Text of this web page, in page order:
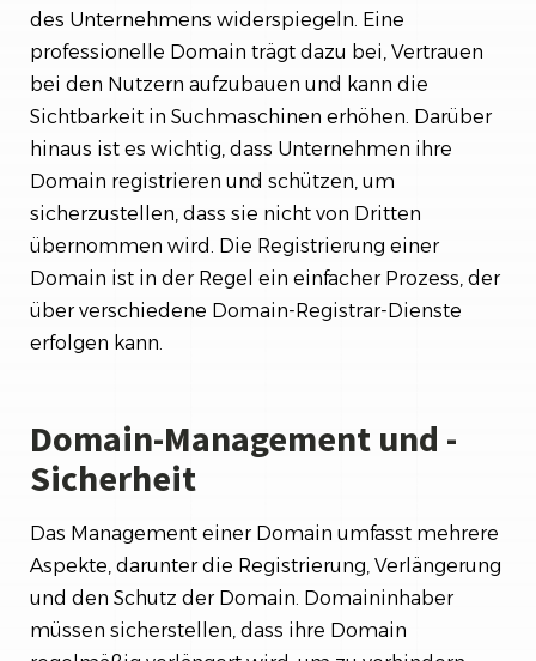
des Unternehmens widerspiegeln. Eine
professionelle Domain trägt dazu bei, Vertrauen
bei den Nutzern aufzubauen und kann die
Sichtbarkeit in Suchmaschinen erhöhen. Darüber
hinaus ist es wichtig, dass Unternehmen ihre
Domain registrieren und schützen, um
sicherzustellen, dass sie nicht von Dritten
übernommen wird. Die Registrierung einer
Domain ist in der Regel ein einfacher Prozess, der
über verschiedene Domain-Registrar-Dienste
erfolgen kann.
Domain-Management und -
Sicherheit
Das Management einer Domain umfasst mehrere
Aspekte, darunter die Registrierung, Verlängerung
und den Schutz der Domain. Domaininhaber
müssen sicherstellen, dass ihre Domain